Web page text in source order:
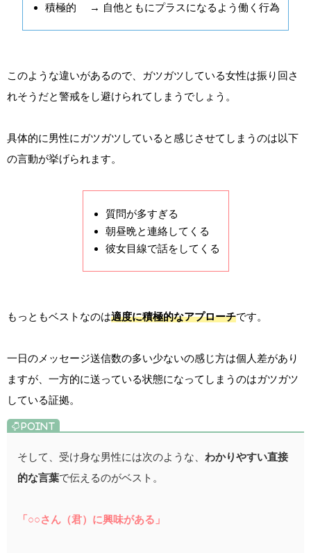
積極的 → 自他ともにプラスになるよう働く行為
このような違いがあるので、ガツガツしている女性は振り回さ
れそうだと警戒をし避けられてしまうでしょう。
具体的に男性にガツガツしていると感じさせてしまうのは以下
の言動が挙げられます。
質問が多すぎる
朝昼晩と連絡してくる
彼女目線で話をしてくる
もっともベストなのは適度に積極的なアプローチです。
一日のメッセージ送信数の多い少ないの感じ方は個人差があり
ますが、一方的に送っている状態になってしまうのはガツガツ
している証拠。
そして、受け身な男性には次のような、 わかりやすい直接
的な言葉で伝えるのがベスト。
「○○さん（君）に興味がある」